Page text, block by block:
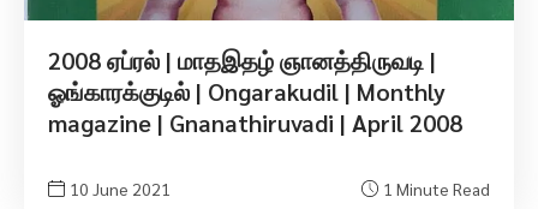
2008 ஏப்ரல் | மாதஇதழ் ஞானத்திருவடி |
ஓங்காரக்குடில் | Ongarakudil | Monthly
magazine | Gnanathiruvadi | April 2008
10 June 2021 1 Minute Read